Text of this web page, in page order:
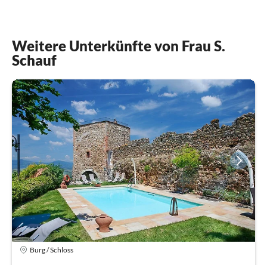
Weitere Unterkünfte von Frau S.
Schauf
Burg / Schloss